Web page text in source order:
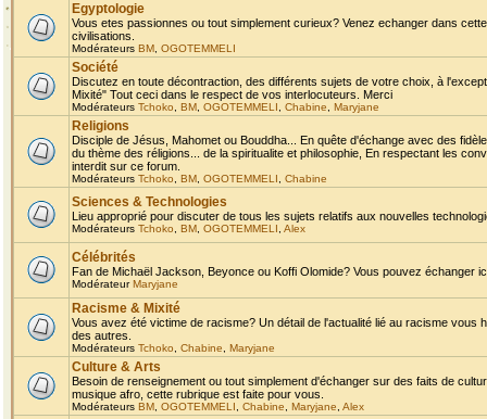
Egyptologie
Vous etes passionnes ou tout simplement curieux? Venez echanger dans
civilisations.
Modérateurs BM OGOTEMMELI
Société
Discutez en toute décontraction, des différents sujets de votre choix, à
Mixité" Tout ceci dans le respect de vos interlocuteurs. Merci
Modérateurs Tchoko BM OGOTEMMELI Chabine Maryjane
Religions
Disciple de Jésus, Mahomet ou Bouddha... En quête d'échange avec des
du thème des réligions... de la spiritualite et philosophie, En respectant les
interdit sur ce forum.
Modérateurs Tchoko BM OGOTEMMELI Chabine
Sciences & Technologies
Lieu approprié pour discuter de tous les sujets relatifs aux nouvelles
Modérateurs Tchoko BM OGOTEMMELI Alex
Célébrités
Fan de Michaël Jackson, Beyonce ou Koffi Olomide? Vous pouvez échanger
ModérateurMaryjane
Racisme & Mixité
Vous avez été victime de racisme? Un détail de l'actualité lié au racisme
des autres.
Modérateurs Tchoko Chabine Maryjane
Culture & Arts
Besoin de renseignement ou tout simplement d'échanger sur des faits de
musique afro, cette rubrique est faite pour vous.
Modérateurs BM OGOTEMMELI Chabine Maryjane Alex